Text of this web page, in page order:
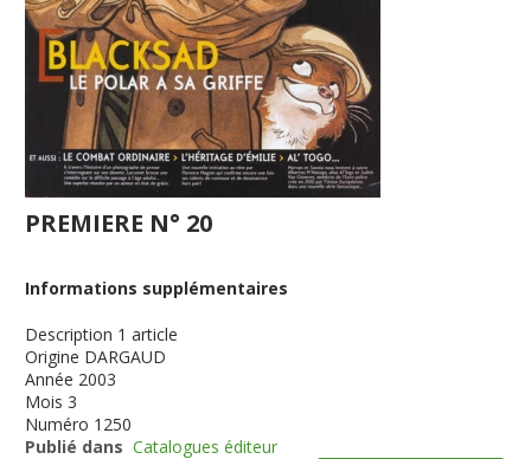
PREMIERE N° 20
Informations supplémentaires
Description 1 article
Origine DARGAUD
Année 2003
Mois 3
Numéro 1250
Publié dans Catalogues éditeur